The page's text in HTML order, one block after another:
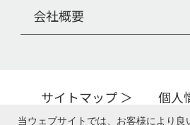
会社概要
サイトマップ 個人
Copyright © PIGEON TAHIRA
当ウェブサイトでは、お客様により良